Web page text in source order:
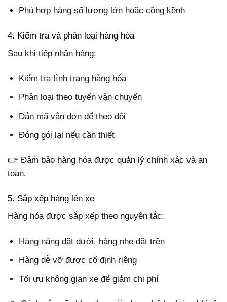
Phù hợp hàng số lượng lớn hoặc cồng kềnh
4. Kiểm tra và phân loại hàng hóa
Sau khi tiếp nhận hàng:
Kiểm tra tình trạng hàng hóa
Phân loại theo tuyến vận chuyển
Dán mã vận đơn để theo dõi
Đóng gói lại nếu cần thiết
👉 Đảm bảo hàng hóa được quản lý chính xác và an
toàn.
5. Sắp xếp hàng lên xe
Hàng hóa được sắp xếp theo nguyên tắc:
Hàng nặng đặt dưới, hàng nhẹ đặt trên
Hàng dễ vỡ được cố định riêng
Tối ưu không gian xe để giảm chi phí